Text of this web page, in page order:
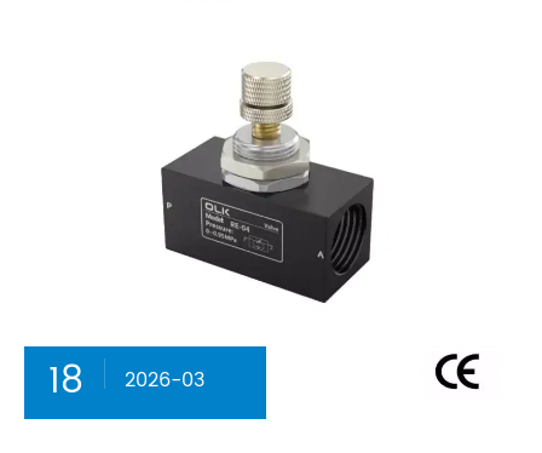
18 2026-03